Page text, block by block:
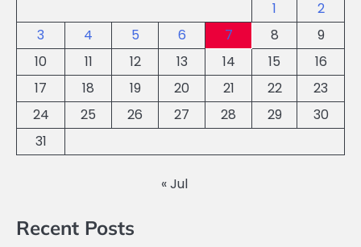
1
2
3
4 5 6 7 8
9
10
11 12 13 14 15
16
17
18 19 20 21 22
23
24
25 26 27 28 29
30
31
« Jul
Recent Posts